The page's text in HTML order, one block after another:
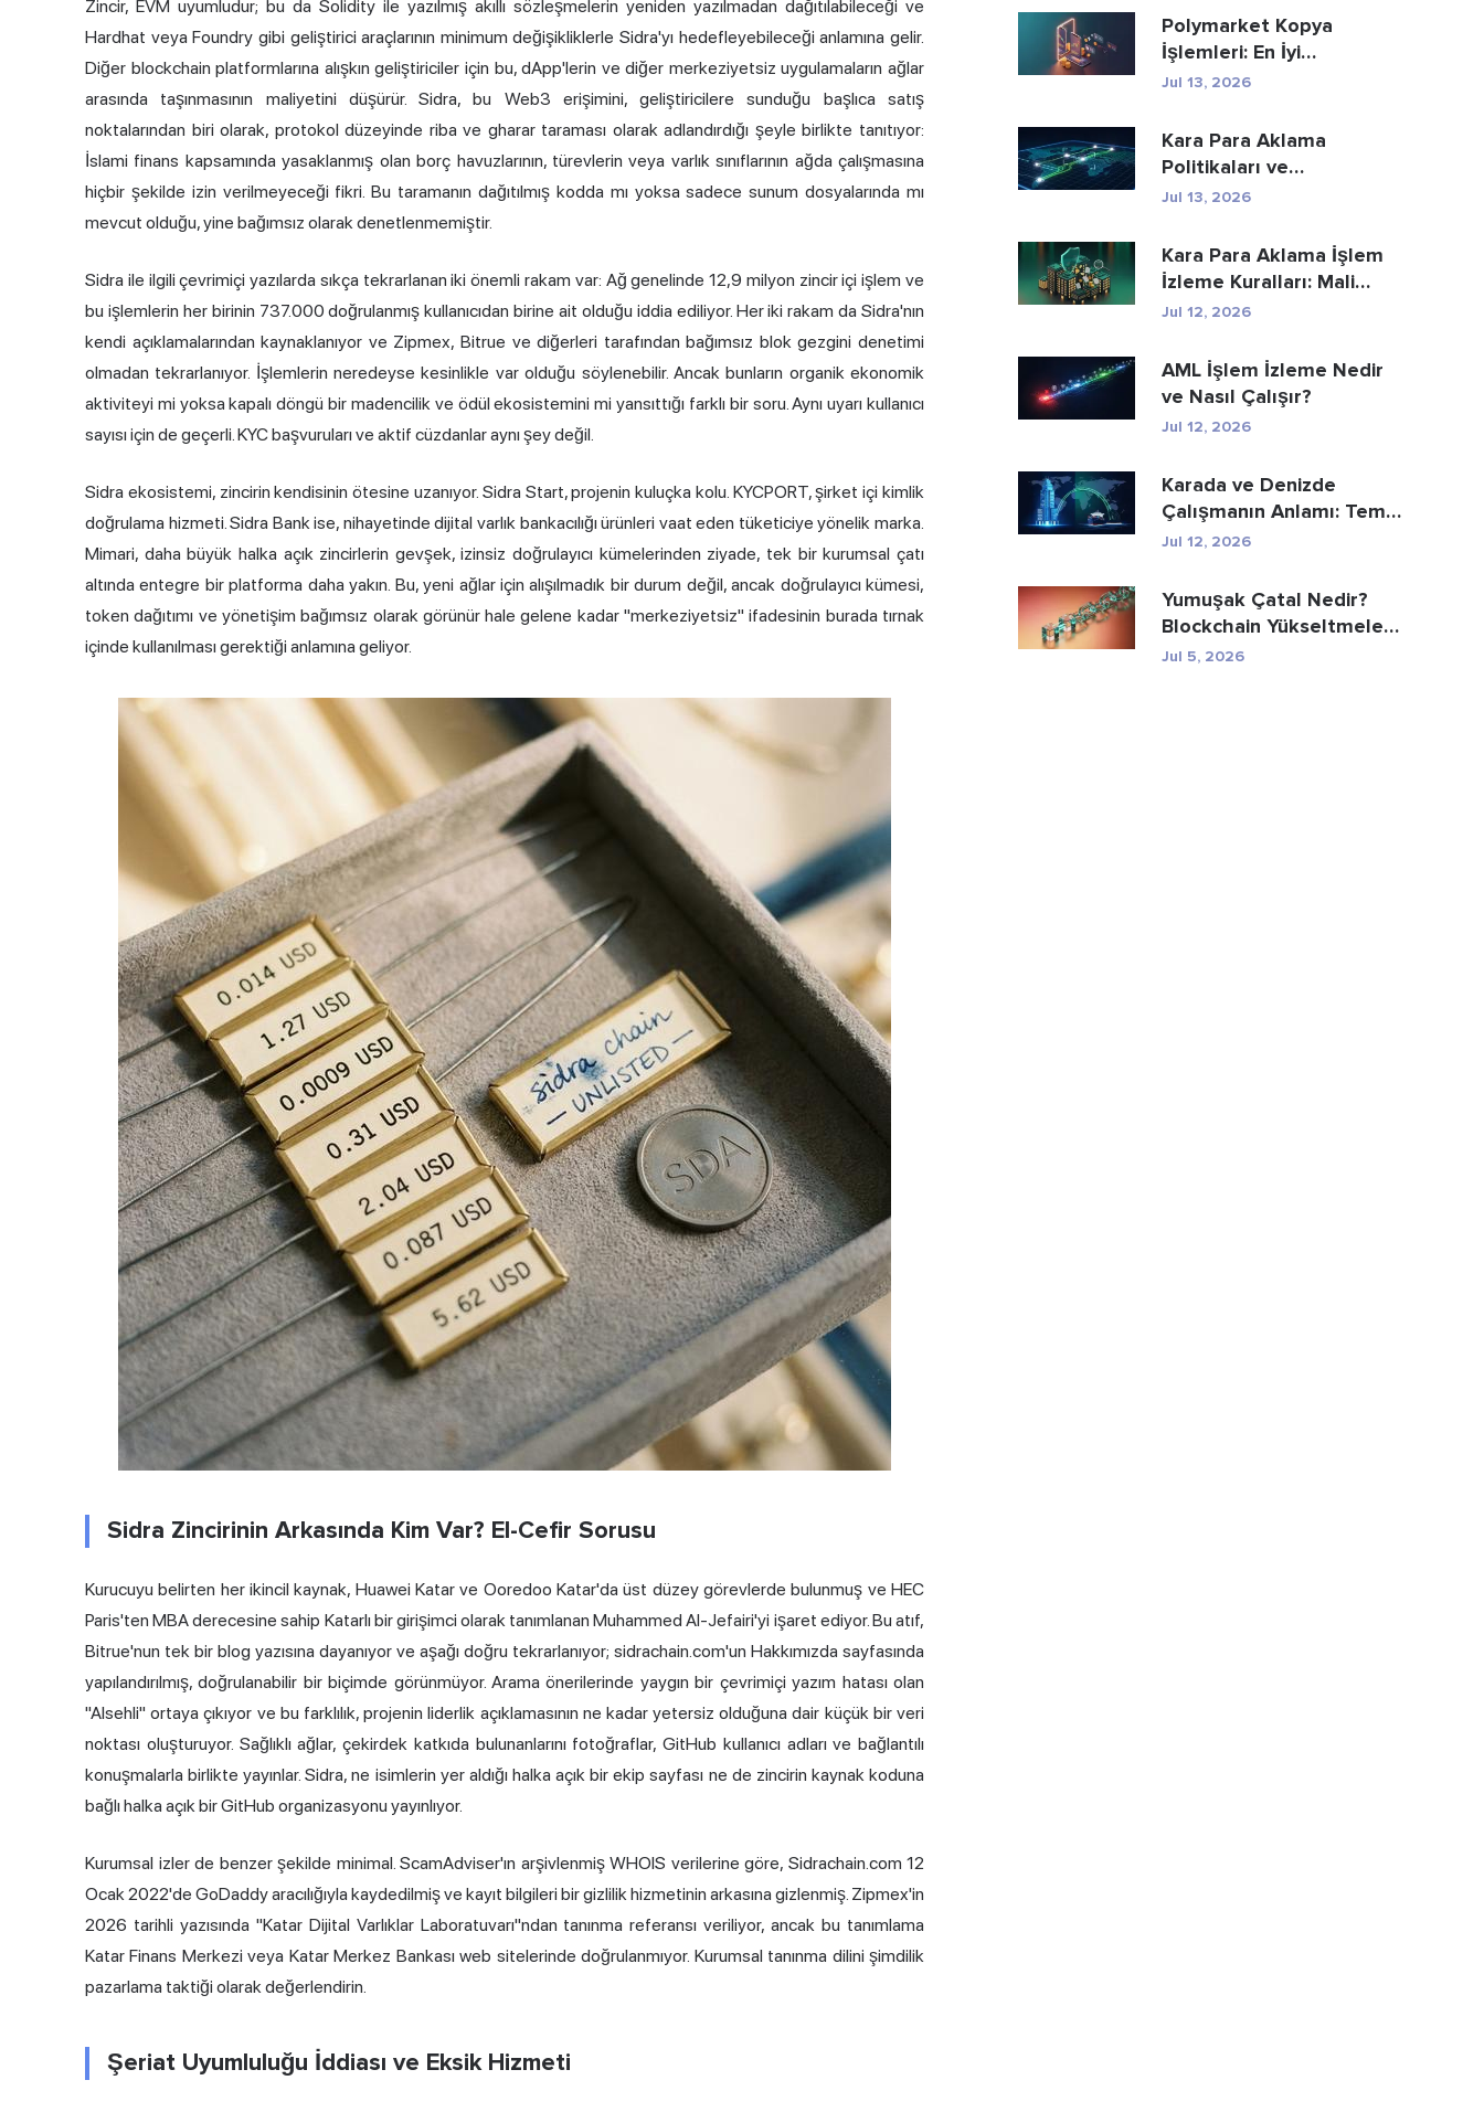
Zincir, EVM uyumludur; bu da Solidity ile yazılmış akıllı sözleşmelerin yeniden yazılmadan dağıtılabileceği ve
Hardhat veya Foundry gibi geliştirici araçlarının minimum değişikliklerle Sidra'yı hedefleyebileceği anlamına gelir.
Diğer blockchain platformlarına alışkın geliştiriciler için bu, dApp'lerin ve diğer merkeziyetsiz uygulamaların ağlar
arasında taşınmasının maliyetini düşürür. Sidra, bu Web3 erişimini, geliştiricilere sunduğu başlıca satış
noktalarından biri olarak, protokol düzeyinde riba ve gharar taraması olarak adlandırdığı şeyle birlikte tanıtıyor:
İslami finans kapsamında yasaklanmış olan borç havuzlarının, türevlerin veya varlık sınıflarının ağda çalışmasına
hiçbir şekilde izin verilmeyeceği fikri. Bu taramanın dağıtılmış kodda mı yoksa sadece sunum dosyalarında mı
mevcut olduğu, yine bağımsız olarak denetlenmemiştir.
Sidra ile ilgili çevrimiçi yazılarda sıkça tekrarlanan iki önemli rakam var: Ağ genelinde 12,9 milyon zincir içi işlem ve
bu işlemlerin her birinin 737.000 doğrulanmış kullanıcıdan birine ait olduğu iddia ediliyor. Her iki rakam da Sidra'nın
kendi açıklamalarından kaynaklanıyor ve Zipmex, Bitrue ve diğerleri tarafından bağımsız blok gezgini denetimi
olmadan tekrarlanıyor. İşlemlerin neredeyse kesinlikle var olduğu söylenebilir. Ancak bunların organik ekonomik
aktiviteyi mi yoksa kapalı döngü bir madencilik ve ödül ekosistemini mi yansıttığı farklı bir soru. Aynı uyarı kullanıcı
sayısı için de geçerli. KYC başvuruları ve aktif cüzdanlar aynı şey değil.
Sidra ekosistemi, zincirin kendisinin ötesine uzanıyor. Sidra Start, projenin kuluçka kolu. KYCPORT, şirket içi kimlik
doğrulama hizmeti. Sidra Bank ise, nihayetinde dijital varlık bankacılığı ürünleri vaat eden tüketiciye yönelik marka.
Mimari, daha büyük halka açık zincirlerin gevşek, izinsiz doğrulayıcı kümelerinden ziyade, tek bir kurumsal çatı
altında entegre bir platforma daha yakın. Bu, yeni ağlar için alışılmadık bir durum değil, ancak doğrulayıcı kümesi,
token dağıtımı ve yönetişim bağımsız olarak görünür hale gelene kadar "merkeziyetsiz" ifadesinin burada tırnak
içinde kullanılması gerektiği anlamına geliyor.
Sidra Zincirinin Arkasında Kim Var? El-Cefir Sorusu
Kurucuyu belirten her ikincil kaynak, Huawei Katar ve Ooredoo Katar'da üst düzey görevlerde bulunmuş ve HEC
Paris'ten MBA derecesine sahip Katarlı bir girişimci olarak tanımlanan Muhammed Al-Jefairi'yi işaret ediyor. Bu atıf,
Bitrue'nun tek bir blog yazısına dayanıyor ve aşağı doğru tekrarlanıyor; sidrachain.com'un Hakkımızda sayfasında
yapılandırılmış, doğrulanabilir bir biçimde görünmüyor. Arama önerilerinde yaygın bir çevrimiçi yazım hatası olan
"Alsehli" ortaya çıkıyor ve bu farklılık, projenin liderlik açıklamasının ne kadar yetersiz olduğuna dair küçük bir veri
noktası oluşturuyor. Sağlıklı ağlar, çekirdek katkıda bulunanlarını fotoğraflar, GitHub kullanıcı adları ve bağlantılı
konuşmalarla birlikte yayınlar. Sidra, ne isimlerin yer aldığı halka açık bir ekip sayfası ne de zincirin kaynak koduna
bağlı halka açık bir GitHub organizasyonu yayınlıyor.
Kurumsal izler de benzer şekilde minimal. ScamAdviser'ın arşivlenmiş WHOIS verilerine göre, Sidrachain.com 12
Ocak 2022'de GoDaddy aracılığıyla kaydedilmiş ve kayıt bilgileri bir gizlilik hizmetinin arkasına gizlenmiş. Zipmex'in
2026 tarihli yazısında "Katar Dijital Varlıklar Laboratuvarı"ndan tanınma referansı veriliyor, ancak bu tanımlama
Katar Finans Merkezi veya Katar Merkez Bankası web sitelerinde doğrulanmıyor. Kurumsal tanınma dilini şimdilik
pazarlama taktiği olarak değerlendirin.
Şeriat Uyumluluğu İddiası ve Eksik Hizmeti
Polymarket Kopya
İşlemleri: En İyi
Cüzdanları Güvenli Bir Ş...
Jul 13, 2026
Kara Para Aklama
Politikaları ve
Prosedürleri: Eksiksiz Bir
Jul 13, 2026
Kara Para Aklama İşlem
İzleme Kuralları: Mali
Suçları Nasıl...
Jul 12, 2026
AML İşlem İzleme Nedir
ve Nasıl Çalışır?
Jul 12, 2026
Karada ve Denizde
Çalışmanın Anlamı: Temel
Farklar Açıkland...
Jul 12, 2026
Yumuşak Çatal Nedir?
Blockchain Yükseltmeleri
Açıklanıyor
Jul 5, 2026